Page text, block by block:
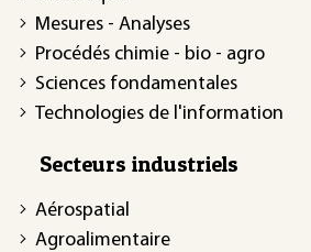
Mesures - Analyses
Procédés chimie - bio - agro
Sciences fondamentales
Technologies de l'information
Secteurs industriels
Aérospatial
Agroalimentaire